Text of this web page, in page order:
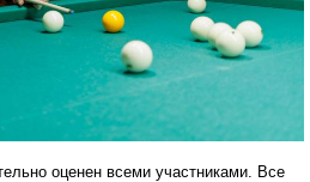
оценен всеми участниками. Все